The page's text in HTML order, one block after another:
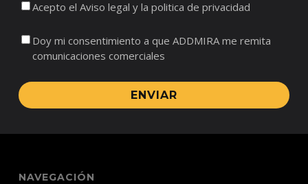
Acepto el Aviso legal y la politica de privacidad
Doy mi consentimiento a que ADDMIRA me remita
comunicaciones comerciales
ENVIAR
NAVEGACIÓN